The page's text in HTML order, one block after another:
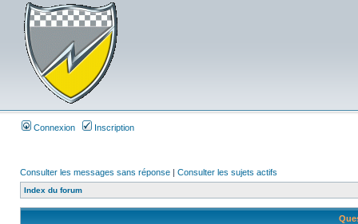
Connexion Inscription
Consulter les messages sans réponse | Consulter les sujets actifs
Index du forum